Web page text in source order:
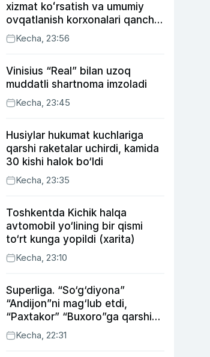
xizmat koʻrsatish va umumiy
ovqatlanish korxonalari qancha
soliq toʻlagani ochiqlandi
Kecha, 23:56
Vinisius “Real” bilan uzoq
muddatli shartnoma imzoladi
Kecha, 23:45
Husiylar hukumat kuchlariga
qarshi raketalar uchirdi, kamida
30 kishi halok bo‘ldi
Kecha, 23:35
Toshkentda Kichik halqa
avtomobil yo‘lining bir qismi
to‘rt kunga yopildi (xarita)
Kecha, 23:10
Superliga. “So‘g‘diyona”
“Andijon”ni mag‘lub etdi,
“Paxtakor” “Buxoro”ga qarshi
bahsda g‘alabani qo‘ldan
chiqardi
Kecha, 22:31